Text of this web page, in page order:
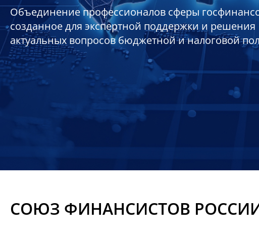
Объединение профессионалов сферы
созданное для экспертной поддержки и решения
актуальных вопросов бюджетной и налоговой
СОЮЗ ФИНАНСИСТОВ